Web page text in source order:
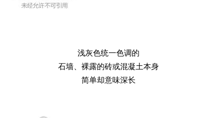
浅灰色统一色调的
石墙、裸露的砖或混凝土本身
简单却意味深长